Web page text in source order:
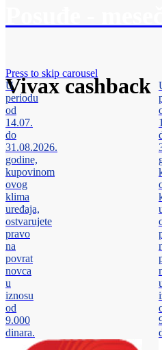
Vivax cashback
Press to skip carousel
U
periodu
od
14.07.
do
31.08.2026.
godine,
kupovinom
ovog
klima
uređaja,
ostvarujete
pravo
na
povrat
novca
u
iznosu
od
9.000
dinara.